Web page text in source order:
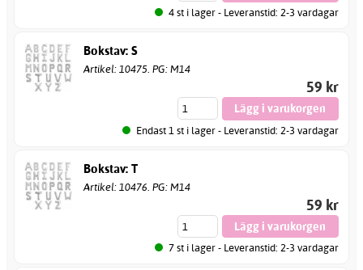
4 st i lager - Leveranstid: 2-3 vardagar
Bokstav: S
Artikel: 10475. PG: M14
59 kr
Endast 1 st i lager - Leveranstid: 2-3 vardagar
Bokstav: T
Artikel: 10476. PG: M14
59 kr
7 st i lager - Leveranstid: 2-3 vardagar